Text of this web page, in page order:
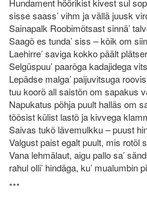
Hundament höörikist kivest sul
sisse saass’ vihm ja vällä juusk
Sainapalk Roobimõtsast sinnä’
Saagõ es tunda’ siss – kõik om
Laehirre’ saviga kokko päält
Selgüspuu’ paarõga kadajidega
Lepädse malga’ paijuvitsuga
tuu koorõ all saistõn om sapakus
Napukatus põhja puult halläs om
tõõsist külist lastõ ja kivvega
Saivas tukõ lävemulkku – puust
Valgust paist egalt puult, mis rotõl
Vana lehmälaut, aigu pallo sa’
rahul olli’ hindäga, ku’ mualumbin
***